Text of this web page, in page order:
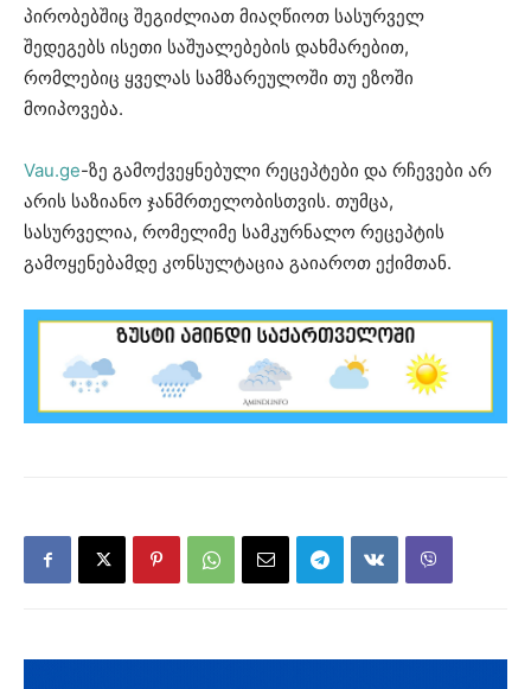
პირობებშიც შეგიძლიათ მიაღწიოთ სასურველ
შედეგებს ისეთი საშუალებების დახმარებით,
რომლებიც ყველას სამზარეულოში თუ ეზოში
მოიპოვება.
Vau.ge-ზე გამოქვეყნებული რეცეპტები და რჩევები არ
არის საზიანო ჯანმრთელობისთვის. თუმცა,
სასურველია, რომელიმე სამკურნალო რეცეპტის
გამოყენებამდე კონსულტაცია გაიაროთ ექიმთან.